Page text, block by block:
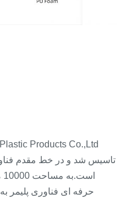
شد و در خط مقدم فناوری
به مساحت 10000 متر مربع.
حرفه ای فناوری پلیمر به